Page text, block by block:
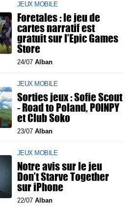
JEUX MOBILE
Foretales : le jeu de
cartes narratif est
gratuit sur l’Epic Games
Store
24/07 Alban
JEUX MOBILE
Sorties jeux : Sofie Scout
- Road to Poland, POINPY
et Club Soko
23/07 Alban
JEUX MOBILE
Notre avis sur le jeu
Don’t Starve Together
sur iPhone
22/07 Alban